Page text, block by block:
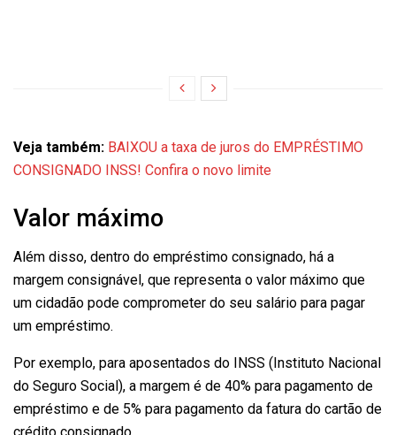
Veja também: BAIXOU a taxa de juros do EMPRÉSTIMO
CONSIGNADO INSS! Confira o novo limite
Valor máximo
Além disso, dentro do empréstimo consignado, há a
margem consignável, que representa o valor máximo que
um cidadão pode comprometer do seu salário para pagar
um empréstimo.
Por exemplo, para aposentados do INSS (Instituto Nacional
do Seguro Social), a margem é de 40% para pagamento de
empréstimo e de 5% para pagamento da fatura do cartão de